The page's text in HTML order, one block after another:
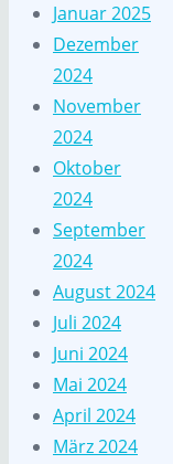
Januar 2025
Dezember
2024
November
2024
Oktober
2024
September
2024
August 2024
Juli 2024
Juni 2024
Mai 2024
April 2024
März 2024